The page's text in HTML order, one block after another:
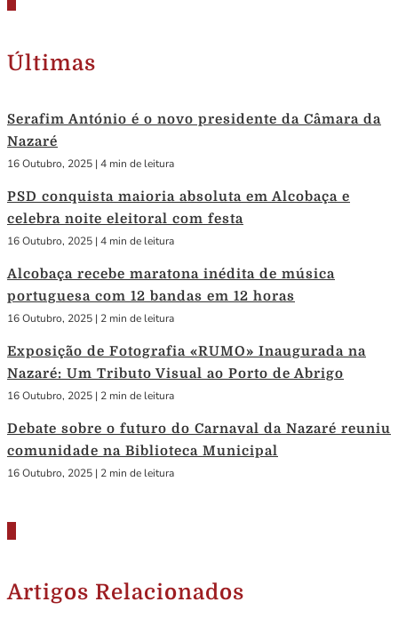
Últimas
Serafim António é o novo presidente da Câmara da
Nazaré
16 Outubro, 2025 | 4 min de leitura
PSD conquista maioria absoluta em Alcobaça e
celebra noite eleitoral com festa
16 Outubro, 2025 | 4 min de leitura
Alcobaça recebe maratona inédita de música
portuguesa com 12 bandas em 12 horas
16 Outubro, 2025 | 2 min de leitura
Exposição de Fotografia «RUMO» Inaugurada na
Nazaré: Um Tributo Visual ao Porto de Abrigo
16 Outubro, 2025 | 2 min de leitura
Debate sobre o futuro do Carnaval da Nazaré reuniu
comunidade na Biblioteca Municipal
16 Outubro, 2025 | 2 min de leitura
Artigos Relacionados